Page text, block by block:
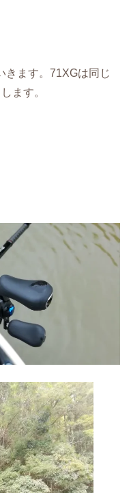
きます。71XGは同じ
ます。